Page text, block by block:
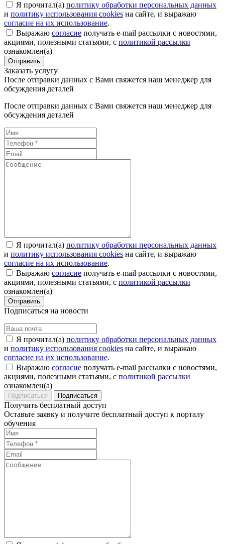
Я прочитал(а) политику обработки персональных данных
и политику использования cookies на сайте, и выражаю
согласие на их использование.
Выражаю согласие получать e-mail рассылки с новостями,
акциями, полезными статьями, с политикой рассылки
ознакомлен(а)
Отправить
Заказать услугу
После отправки данных с Вами свяжется наш менеджер для
обсуждения деталей
После отправки данных с Вами свяжется наш менеджер для
обсуждения деталей
Я прочитал(а) политику обработки персональных данных
и политику использования cookies на сайте, и выражаю
согласие на их использование.
Выражаю согласие получать e-mail рассылки с новостями,
акциями, полезными статьями, с политикой рассылки
ознакомлен(а)
Отправить
Подписаться на новости
Я прочитал(а) политику обработки персональных данных
и политику использования cookies на сайте, и выражаю
согласие на их использование.
Выражаю согласие получать e-mail рассылки с новостями,
акциями, полезными статьями, с политикой рассылки
ознакомлен(а)
Подписаться
Получить бесплатный доступ
Оставьте заявку и получите бесплатный доступ к порталу
обучения